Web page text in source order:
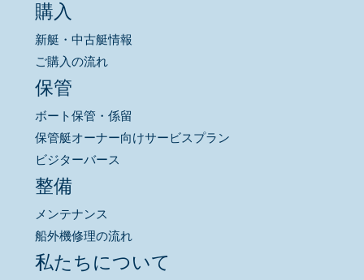
購入
新艇・中古艇情報
ご購入の流れ
保管
ボート保管・係留
保管艇オーナー向けサービスプラン
ビジターバース
整備
メンテナンス
船外機修理の流れ
私たちについて